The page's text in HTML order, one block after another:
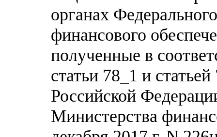
органах
финансового
полученные в
статьи 78_1 и
Российской
Министерства